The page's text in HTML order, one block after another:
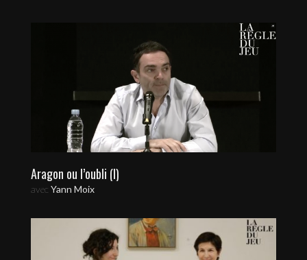
Aragon ou l’oubli (I)
avec Yann Moix